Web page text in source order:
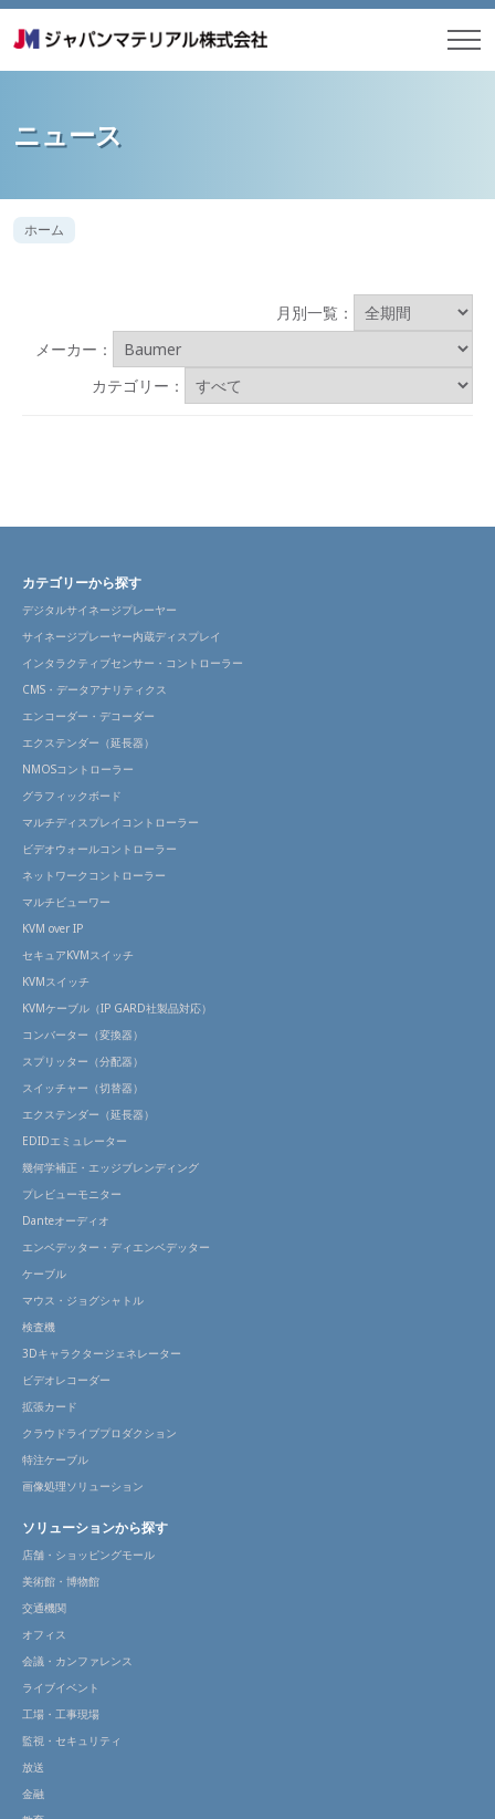
ニュース
ホーム
月別一覧：
メーカー：
カテゴリー：
カテゴリーから探す
デジタルサイネージプレーヤー
サイネージプレーヤー内蔵ディスプレイ
インタラクティブセンサー・コントローラー
CMS・データアナリティクス
エンコーダー・デコーダー
エクステンダー（延長器）
NMOSコントローラー
グラフィックボード
マルチディスプレイコントローラー
ビデオウォールコントローラー
ネットワークコントローラー
マルチビューワー
KVM over IP
セキュアKVMスイッチ
KVMスイッチ
KVMケーブル（IP GARD社製品対応）
コンバーター（変換器）
スプリッター（分配器）
スイッチャー（切替器）
エクステンダー（延長器）
EDIDエミュレーター
幾何学補正・エッジブレンディング
プレビューモニター
Danteオーディオ
エンベデッター・ディエンベデッター
ケーブル
マウス・ジョグシャトル
検査機
3Dキャラクタージェネレーター
ビデオレコーダー
拡張カード
クラウドライブプロダクション
特注ケーブル
画像処理ソリューション
ソリューションから探す
店舗・ショッピングモール
美術館・博物館
交通機関
オフィス
会議・カンファレンス
ライブイベント
工場・工事現場
監視・セキュリティ
放送
金融